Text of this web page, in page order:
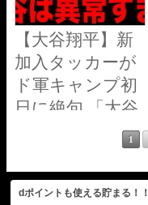
【大谷翔平】新
加入タッカーが
ド軍キャンプ初
日に絶句 「大谷
は異常すぎる」
1
dポイントも使える貯まる！！